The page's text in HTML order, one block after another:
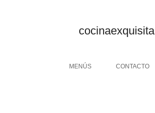
cocinaexquisita
Menu
SKIP TO CONTENT
MENÚS CONTACTO